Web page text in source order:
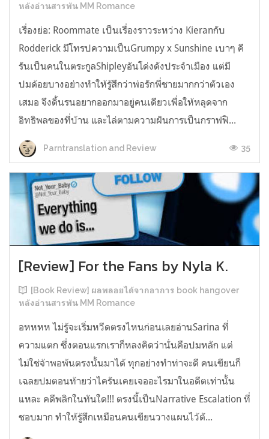
หลังอ่านสารพัน MM Romance
เรื่องย่อ: Roommate เป็นเรื่องราวระหว่าง Kieranกับ
Rodderick มีโทรปความเป็นGrumpy x Sunshine เบาๆ คี
รันเป็นคนในตระกูลShipleyอันโด่งดังประจำเมือง แต่มี
ปมด้อยบางอย่างทำให้รู้สึกว่าพ่อรักพี่ชายมากกว่าตัวเอง
เสมอ จึงดิ้นรนอยากออกมาอยู่คนเดียวเพื่อให้หลุดจาก
อิทธิพลของที่บ้าน และไล่ตามความฝันการเป็นกราฟฟิ...
Parntranslation and Review 35
[Review] For the Fans by Nyla K.
[Book Review] ผลพลอยได้จากอาการ book hangover
หลังอ่านสารพัน MM Romance
อหหหห ไม่รู้จะเริ่มหวีดตรงไหนก่อนเลยอ่านSarina ที่
ความแตก ซึ่งตอนแรกเราก็หลงคิดว่านั่นคือปมหลัก แต่
ไม่ใช่จ้าพอพ้นตรงนั้นมาได้ ทุกอย่างทำท่าจะดี คนเขียนก็
เฉลยปมตอนท้ายว่าไครันเคยเจออะไรมาในอดีตเท่านั้น
แหละ คดีพลิกในทันใด!!! ตรงนี้เป็นNarrative Escalation ที่
ชอบมาก ทำให้รู้สึกเหมือนคนเขียนวางแผนไว้ตั...